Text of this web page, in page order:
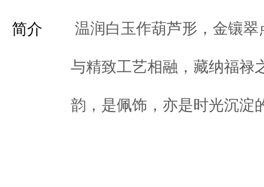
简介 温润白玉作葫芦形，金镶
与精致工艺相融，藏纳福禄
韵，是佩饰，亦是时光沉淀